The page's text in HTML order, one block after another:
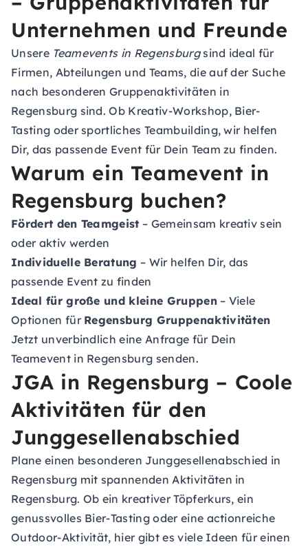
Unternehmen und Freunde
Unsere Teamevents in Regensburgsind ideal für
Firmen, Abteilungen und Teams, die auf der Suche
nach besonderen Gruppenaktivitäten in
Regensburg sind. Ob Kreativ-Workshop, Bier-
Tasting oder sportliches Teambuilding, wir helfen
Dir, das passende Event für Dein Team zu finden.
Warum ein Teamevent in
Regensburg buchen?
Fördert den Teamgeist – Gemeinsam kreativ sein
oder aktiv werden
Individuelle Beratung – Wir helfen Dir, das
passende Event zu finden
Ideal für große und kleine Gruppen– Viele
Optionen für Regensburg Gruppenaktivitäten
Jetzt unverbindlich eine Anfrage für Dein
Teamevent in Regensburg senden.
JGA in Regensburg – Coole
Aktivitäten für den
Junggesellenabschied
Plane einen besonderen Junggesellenabschied in
Regensburg mit spannenden Aktivitäten in
Regensburg. Ob ein kreativer Töpferkurs, ein
genussvolles Bier-Tasting oder eine actionreiche
Outdoor-Aktivität, hier gibt es viele Ideen für einen